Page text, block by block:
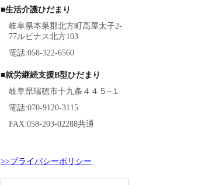
■生活介護ひだまり
岐阜県本巣郡北方町高屋太子2-
77ルビナス北方103
電話:058-322-6560
■就労継続支援B型ひだまり
岐阜県瑞穂市十九条４４５−１
電話:070-9120-3115
FAX:058-203-02288共通
>>プライバシーポリシー